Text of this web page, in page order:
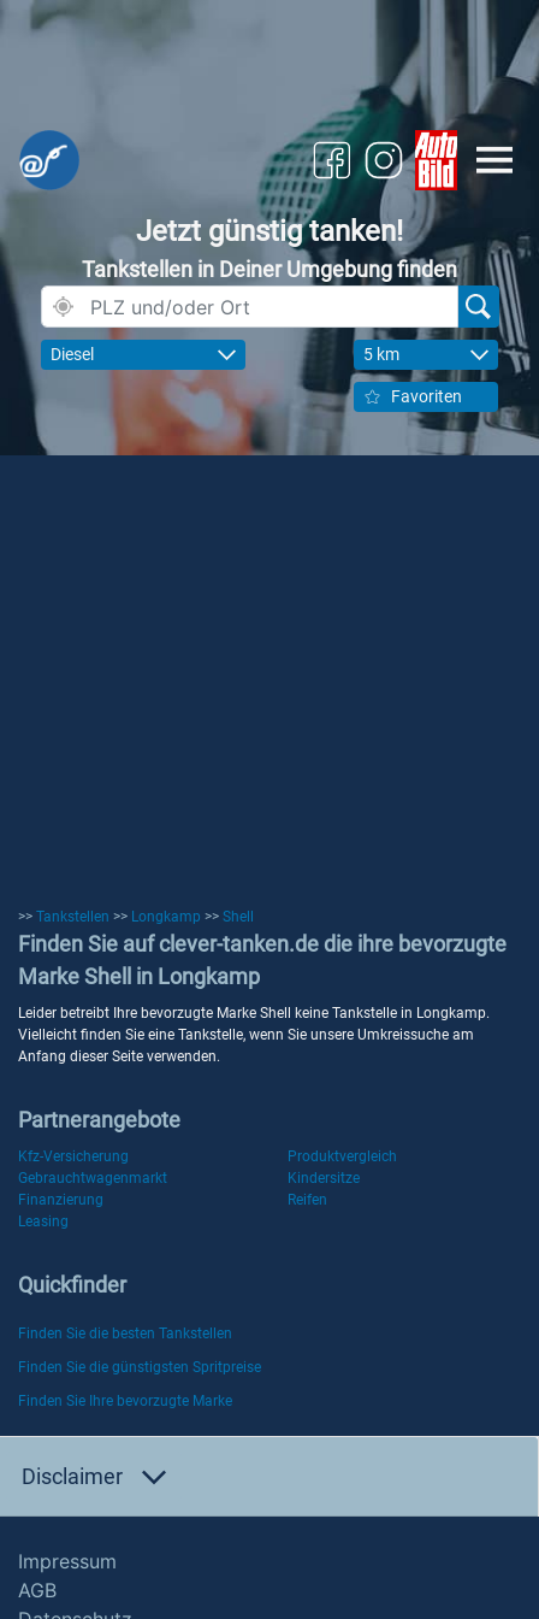
Jetzt günstig tanken!
Tankstellen in Deiner Umgebung finden
Diesel 5 km
Favoriten
>> Tankstellen >> Longkamp >> Shell
Finden Sie auf clever-tanken.de die ihre bevorzugte
Marke Shell in Longkamp
Leider betreibt Ihre bevorzugte Marke Shell keine Tankstelle in Longkamp.
Vielleicht finden Sie eine Tankstelle, wenn Sie unsere Umkreissuche am
Anfang dieser Seite verwenden.
Partnerangebote
Kfz-Versicherung
Produktvergleich
Gebrauchtwagenmarkt
Kindersitze
Finanzierung
Reifen
Leasing
Quickfinder
Finden Sie die besten Tankstellen
Finden Sie die günstigsten Spritpreise
Finden Sie Ihre bevorzugte Marke
Disclaimer
Impressum
AGB